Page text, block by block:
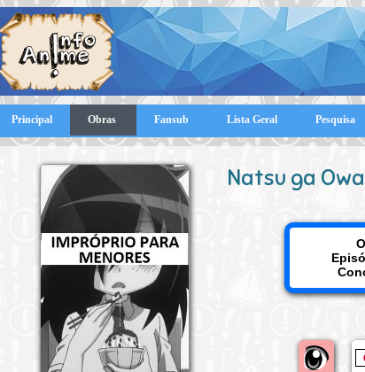
Principal Obras Fansub Lista Geral Pesquisa
Natsu ga